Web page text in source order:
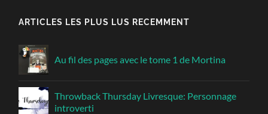
ARTICLES LES PLUS LUS RECEMMENT
Au fil des pages avec le tome 1 de Mortina
Throwback Thursday Livresque: Personnage
introverti